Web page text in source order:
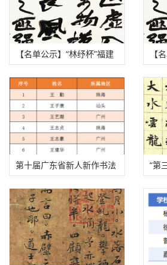
【名单公示】“林纾杯”福建
省第一届青年书法篆刻作品
展获奖、入展、入围名单
【
奖”
展
第十届广东省新人新作书法
展入展名单公示
“第
新